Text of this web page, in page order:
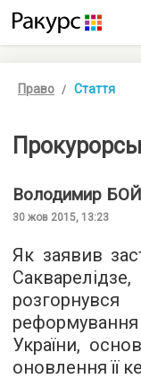
Право Стаття
Володимир
30 жов 2015, 13:23
Як заявив
України,
оновлення її